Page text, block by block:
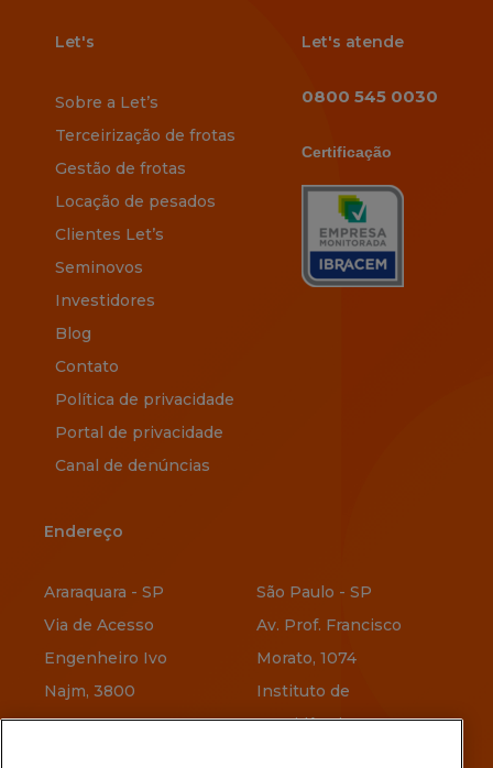
Let's
Sobre a Let’s
Terceirização de frotas
Gestão de frotas
Locação de pesados
Clientes Let’s
Seminovos
Investidores
Blog
Contato
Política de privacidade
Portal de privacidade
Canal de denúncias
Let's atende
0800 545 0030
Certificação
Endereço
Araraquara - SP
Via de Acesso
Engenheiro Ivo
Najm, 3800
São Paulo - SP
Av. Prof. Francisco
Morato, 1074
Instituto de
Previdência